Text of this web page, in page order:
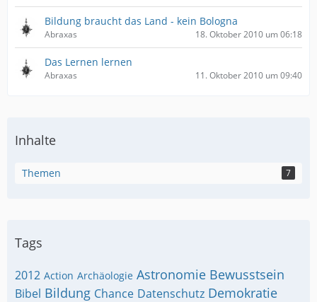
Bildung braucht das Land - kein Bologna
Abraxas 18. Oktober 2010 um 06:18
Das Lernen lernen
Abraxas 11. Oktober 2010 um 09:40
Inhalte
Themen 7
Tags
2012 Action Archäologie Astronomie Bewusstsein
Bibel Bildung Chance Datenschutz Demokratie